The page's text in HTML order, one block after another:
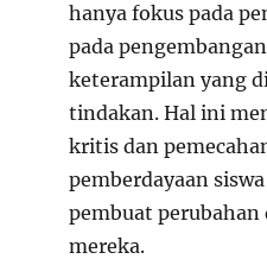
hanya fokus pada
pada
keterampilan yang
tindakan. Hal ini
kritis dan
pemberdayaan
pembuat perubahan
mereka.